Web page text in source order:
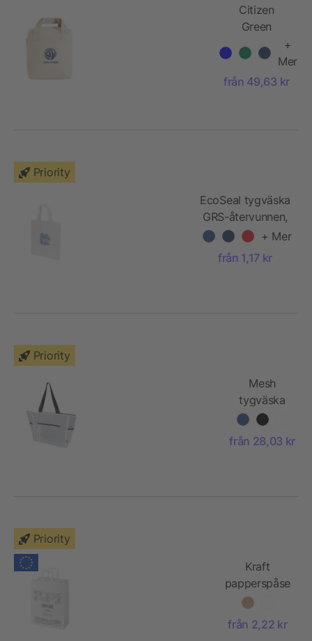
Citizen
Green
lunchväska i
ekologisk
+
Mer
från 49,63 kr
Priority
EcoSeal tygväska
GRS-återvunnen,
3 l
+ Mer
från 1,17 kr
Priority
Mesh
tygväska
GRS-
återvunnen
GRS, 23 l
från 28,03 kr
Priority
Kraft
papperspåse
80–90 g/m2
med platta
handtag –
från 2,22 kr